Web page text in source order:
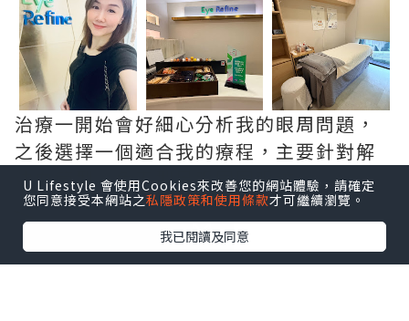
治療一開始會好細心分析我的眼周問題，
之後選擇一個適合我的療程，主要針對解
決血管型、色素型黑眼圈同眼紋。
U Lifestyle 會使用Cookies來改善您的網站體驗，請確定
您同意接受本網站之私隱政策和使用條款才可繼續瀏覽。
我已閱讀及同意